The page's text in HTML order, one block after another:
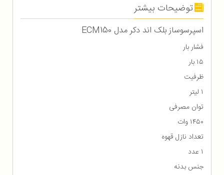
توضیحات بیشتر
اسپرسوساز بلک اند دکر مدل ECM150
فشار بار
۱۵ بار
ظرفیت
۱ لیتر
توان مصرفی
۱۴۵۰ وات
تعداد نازل قهوه
۱ عدد
جنس بدنه